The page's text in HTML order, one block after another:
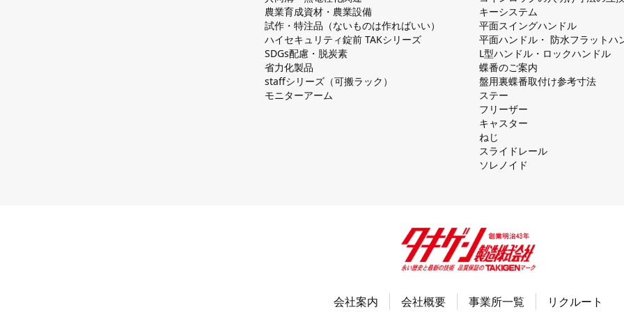
農業育成資材・農業設備
試作・特注品（ないものは作ればいい）
ハイセキュリティ錠前 TAKシリーズ
SDGs配慮・脱炭素
省力化製品
staffシリーズ（可搬ラック）
モニターアーム
キーシステム
平⾯スイングハンドル
平⾯ハンドル・ 防⽔フラットハ
L型ハンドル・ロックハンドル
蝶番のご案内
盤⽤裏蝶番取付け参考⼨法
ステー
フリーザー
キャスター
ねじ
スライドレール
ソレノイド
会社案内 会社概要 事業所一覧 リクルート